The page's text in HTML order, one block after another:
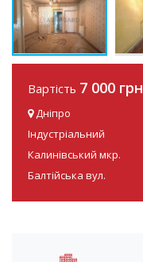
Вартість 7 000 грн
Дніпро
Індустріальний
Калинівський мкр.
Балтійська вул.